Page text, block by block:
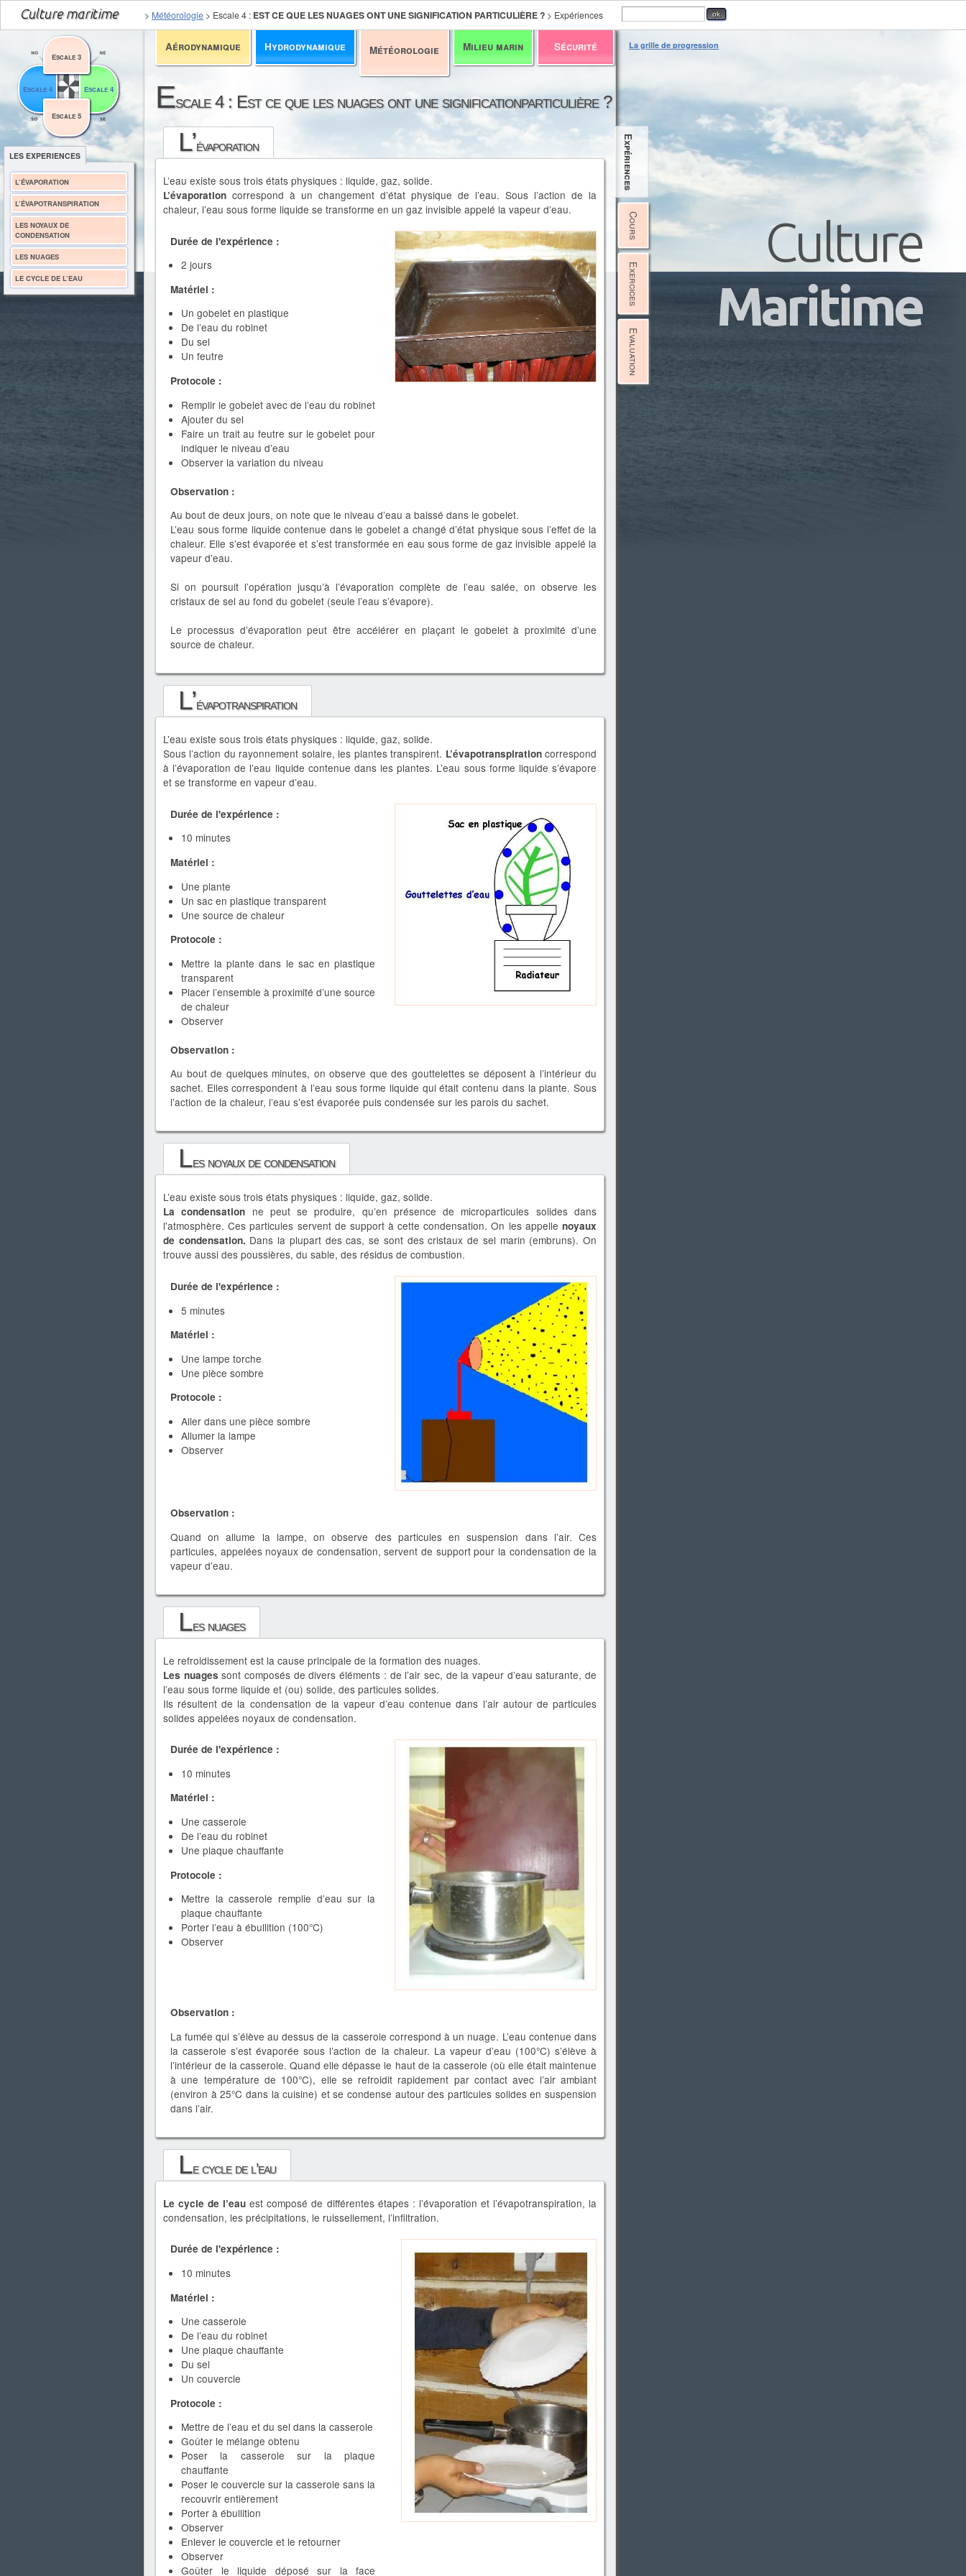
Aérodynamique Hydrodynamique Météorologie Milieu marin Sécurité
> Météorologie > Escale 4 : EST CE QUE LES NUAGES ONT UNE SIGNIFICATION PARTICULIÈRE ? > Expériences
La grille de progression
Escale 4 : Est ce que les nuages ont une significationparticulière ?
Expériences
Cours
Exercices
Evaluation
LES EXPERIENCES
L’ÉVAPORATION
L’ÉVAPOTRANSPIRATION
LES NOYAUX DE
CONDENSATION
LES NUAGES
LE CYCLE DE L’EAU
L’évaporation
L’eau existe sous trois états physiques : liquide, gaz, solide.
L’évaporation correspond à un changement d’état physique de l’eau. Sous l’action de la
chaleur, l’eau sous forme liquide se transforme en un gaz invisible appelé la vapeur d’eau.
Durée de l'expérience :
2 jours
Matériel :
Un gobelet en plastique
De l’eau du robinet
Du sel
Un feutre
Protocole :
Remplir le gobelet avec de l’eau du robinet
Ajouter du sel
Faire un trait au feutre sur le gobelet pour
indiquer le niveau d’eau
Observer la variation du niveau
Observation :
Au bout de deux jours, on note que le niveau d’eau a baissé dans le gobelet.
L’eau sous forme liquide contenue dans le gobelet a changé d’état physique sous l’effet de la
chaleur. Elle s’est évaporée et s’est transformée en eau sous forme de gaz invisible appelé la
vapeur d’eau.
Si on poursuit l’opération jusqu’à l’évaporation complète de l’eau salée, on observe les
cristaux de sel au fond du gobelet (seule l’eau s’évapore).
Le processus d’évaporation peut être accélérer en plaçant le gobelet à proximité d’une
source de chaleur.
L’évapotranspiration
L’eau existe sous trois états physiques : liquide, gaz, solide.
Sous l’action du rayonnement solaire, les plantes transpirent. L’évapotranspirationcorrespond
à l’évaporation de l’eau liquide contenue dans les plantes. L’eau sous forme liquide s’évapore
et se transforme en vapeur d’eau.
Durée de l'expérience :
10 minutes
Matériel :
Une plante
Un sac en plastique transparent
Une source de chaleur
Protocole :
Mettre la plante dans le sac en plastique
transparent
Placer l’ensemble à proximité d’une source
de chaleur
Observer
Observation :
Au bout de quelques minutes, on observe que des gouttelettes se déposent à l’intérieur du
sachet. Elles correspondent à l’eau sous forme liquide qui était contenu dans la plante. Sous
l’action de la chaleur, l’eau s’est évaporée puis condensée sur les parois du sachet.
Les noyaux de condensation
L’eau existe sous trois états physiques : liquide, gaz, solide.
La condensation ne peut se produire, qu’en présence de microparticules solides dans
l'atmosphère. Ces particules servent de support à cette condensation. On les appelle noyaux
de condensation. Dans la plupart des cas, se sont des cristaux de sel marin (embruns). On
trouve aussi des poussières, du sable, des résidus de combustion.
Durée de l'expérience :
5 minutes
Matériel :
Une lampe torche
Une pièce sombre
Protocole :
Aller dans une pièce sombre
Allumer la lampe
Observer
Observation :
Quand on allume la lampe, on observe des particules en suspension dans l’air. Ces
particules, appelées noyaux de condensation, servent de support pour la condensation de la
vapeur d’eau.
Les nuages
Le refroidissement est la cause principale de la formation des nuages.
Les nuagessont composés de divers éléments : de l’air sec, de la vapeur d’eau saturante, de
l’eau sous forme liquide et (ou) solide, des particules solides.
Ils résultent de la condensation de la vapeur d’eau contenue dans l’air autour de particules
solides appelées noyaux de condensation.
Durée de l'expérience :
10 minutes
Matériel :
Une casserole
De l’eau du robinet
Une plaque chauffante
Protocole :
Mettre la casserole remplie d’eau sur la
plaque chauffante
Porter l’eau à ébullition (100°C)
Observer
Observation :
La fumée qui s’élève au dessus de la casserole correspond à un nuage. L’eau contenue dans
la casserole s’est évaporée sous l’action de la chaleur. La vapeur d’eau (100°C) s’élève à
l’intérieur de la casserole. Quand elle dépasse le haut de la casserole (où elle était maintenue
à une température de 100°C), elle se refroidit rapidement par contact avec l’air ambiant
(environ à 25°C dans la cuisine) et se condense autour des particules solides en suspension
dans l’air.
Le cycle de l’eau
Le cycle de l’eauest composé de différentes étapes : l’évaporation et l’évapotranspiration, la
condensation, les précipitations, le ruissellement, l’infiltration.
Durée de l'expérience :
10 minutes
Matériel :
Une casserole
De l’eau du robinet
Une plaque chauffante
Du sel
Un couvercle
Protocole :
Mettre de l’eau et du sel dans la casserole
Goûter le mélange obtenu
Poser la casserole sur la plaque
chauffante
Poser le couvercle sur la casserole sans la
recouvrir entièrement
Porter à ébullition
Observer
Enlever le couvercle et le retourner
Observer
Goûter le liquide déposé sur la face
Escale 4
Escale 4
Escale 5
Escale 3